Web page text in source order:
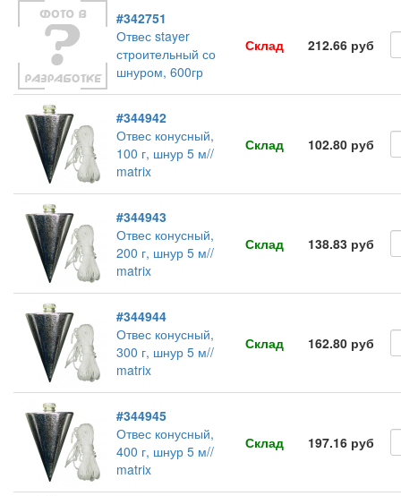
#342751
Отвес stayer
строительный со
шнуром, 600гр
Склад 212.66 руб
#344942
Отвес конусный,
100 г, шнур 5 м//
matrix
Склад 102.80 руб
#344943
Отвес конусный,
200 г, шнур 5 м//
matrix
Склад 138.83 руб
#344944
Отвес конусный,
300 г, шнур 5 м//
matrix
Склад 162.80 руб
#344945
Отвес конусный,
400 г, шнур 5 м//
matrix
Склад 197.16 руб